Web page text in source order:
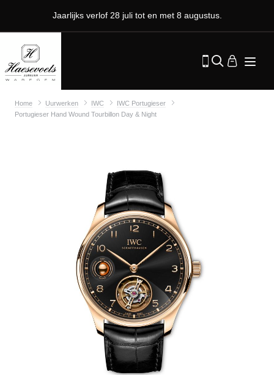
Jaarlijks verlof 28 juli tot en met 8 augustus.
Home Uurwerken IWC
IWC Portugieser
Portugieser Hand Wound Tourbillon Day & Night